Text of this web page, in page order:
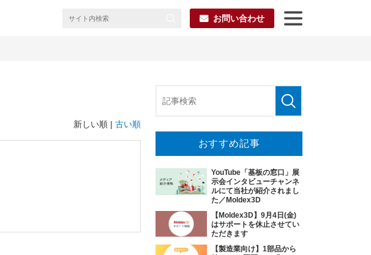
お問い合わせ
新しい順 | 古い順
おすすめ記事
YouTube「基板の窓口」展
示会インタビューチャンネ
ルにて当社が紹介されまし
た／Moldex3D
【Moldex3D】9月4日(金)
はサポートを休止させてい
ただきます
【製造業向け】1部品から